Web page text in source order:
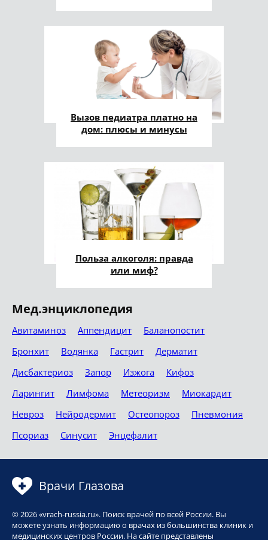
Вызов педиатра платно на
дом: плюсы и минусы
Польза алкоголя: правда
или миф?
Мед.энциклопедия
Авитаминоз Аппендицит
Баланопостит
Бронхит
Водянка Гастрит
Дерматит
Дисбактериоз
Запор Изжога
Кифоз
Ларингит
Лимфома Метеоризм
Миокардит
Невроз
Нейродермит Остеопороз
Пневмония
Псориаз
Синусит Энцефалит
Врачи Глазова
© 2026 «vrach-russia.ru». Поиск врачей по всей России. Вы
можете узнать информацию о врачах из большинства клиник и
медицинских центров России. На сайте представлены